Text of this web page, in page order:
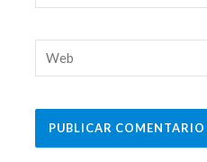
electrónico*
Web